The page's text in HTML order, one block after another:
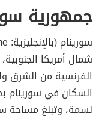
جمهورية
شمال أمريكا
الفرنسية من الشرق